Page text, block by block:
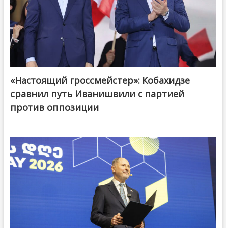
@ქართული ოცნება / Georgian Dream
«Настоящий гроссмейстер»: Кобахидзе
сравнил путь Иванишвили с партией
против оппозиции